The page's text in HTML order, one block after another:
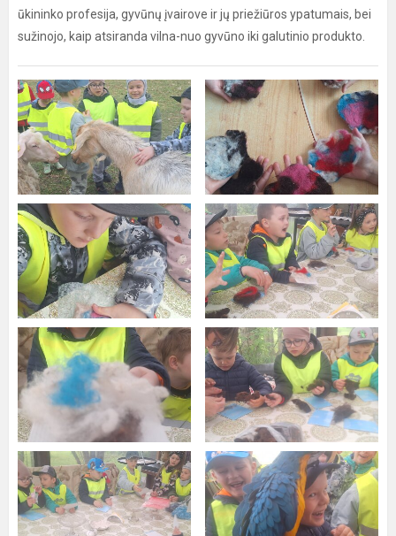
ūkininko profesija, gyvūnų įvairove ir jų priežiūros ypatumais, bei
sužinojo, kaip atsiranda vilna-nuo gyvūno iki galutinio produkto.